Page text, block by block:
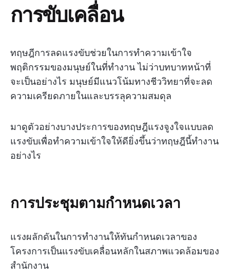
การขับเคลื่อน
ทฤษฎีการลดแรงขับช่วยในการทำความเข้าใจ
พฤติกรรมของมนุษย์ในที่ทำงาน ไม่ว่าบทบาทหน้าที่
จะเป็นอย่างไร มนุษย์มีแนวโน้มทางชีววิทยาที่จะลด
ความเครียดภายในและบรรลุความสมดุล
มาดูตัวอย่างบางประการของทฤษฎีแรงจูงใจแบบลด
แรงขับเพื่อทำความเข้าใจให้ดียิ่งขึ้นว่าทฤษฎีนี้ทำงาน
อย่างไร
การประชุมตามกำหนดเวลา
แรงผลักดันในการทำงานให้ทันกำหนดเวลาของ
โครงการเป็นแรงขับเคลื่อนหลักในสภาพแวดล้อมของ
สำนักงาน